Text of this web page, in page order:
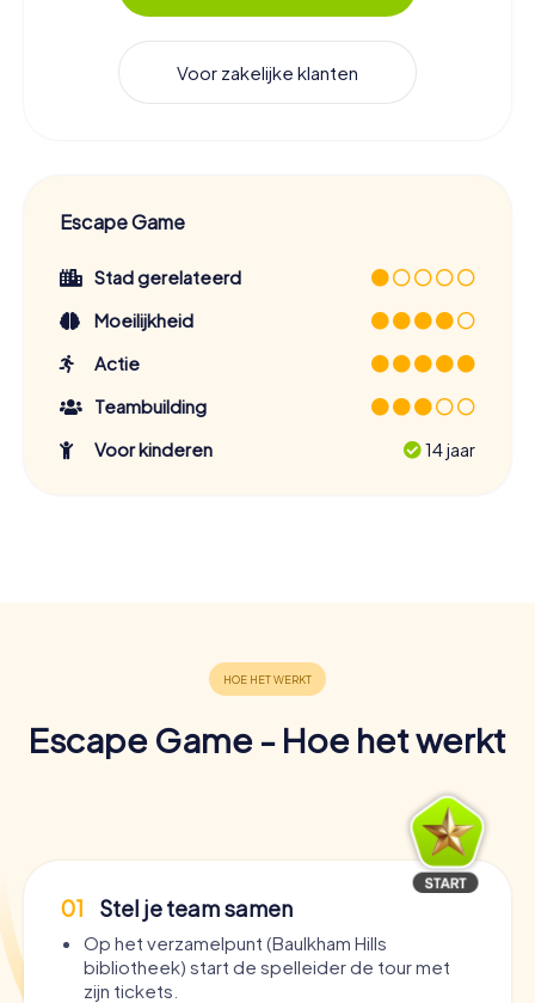
Voor zakelijke klanten
Escape Game
Stad gerelateerd
Moeilijkheid
Actie
Teambuilding
Voor kinderen
14 jaar
Escape Game - Hoe het werkt
01 Stel je team samen
Op het verzamelpunt (Baulkham Hills
bibliotheek) start de spelleider de tour met
zijn tickets.